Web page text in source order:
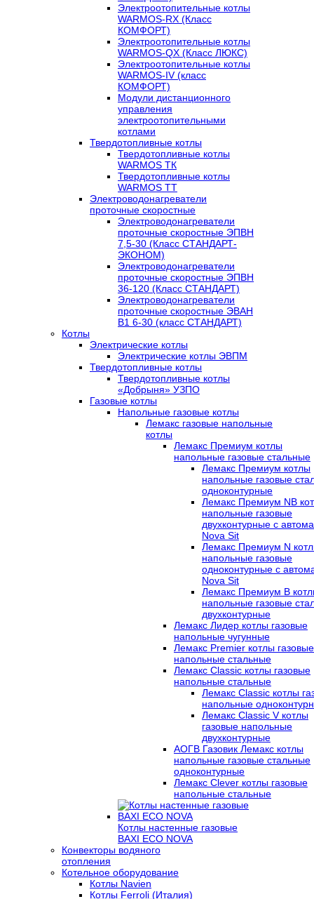
Электроотопительные котлы
WARMOS-RX (Класс
КОМФОРТ)
Электроотопительные котлы
WARMOS-QX (Класс ЛЮКС)
Электроотопительные котлы
WARMOS-IV (класс
КОМФОРТ)
Модули дистанционного
управления
электроотопительными
котлами
Твердотопливные котлы
Твердотопливные котлы
WARMOS TК
Твердотопливные котлы
WARMOS TT
Электроводонагреватели
проточные скоростные
Электроводонагреватели
проточные скоростные ЭПВН
7,5-30 (Класс СТАНДАРТ-
ЭКОНОМ)
Электроводонагреватели
проточные скоростные ЭПВН
36-120 (Класс СТАНДАРТ)
Электроводонагреватели
проточные скоростные ЭВАН
В1 6-30 (класс СТАНДАРТ)
Котлы
Электрические котлы
Электрические котлы ЭВПМ
Твердотопливные котлы
Твердотопливные котлы
«Добрыня» УЗПО
Газовые котлы
Напольные газовые котлы
Лемакс газовые напольные
котлы
Лемакс Премиум котлы
напольные газовые стальные
Лемакс Премиум котлы
напольные газовые
одноконтурные
Лемакс Премиум NB
напольные газовые
двухконтурные c
Nova Sit
Лемакс Премиум N
напольные газовые
одноконтурные c
Nova Sit
Лемакс Премиум B
напольные газовые
двухконтурные
Лемакс Лидер котлы газовые
напольные чугунные
Лемакс Premier котлы газовые
напольные стальные
Лемакс Classic котлы газовые
напольные стальные
Лемакс Classic котлы
напольные
Лемакс Classic V котлы
газовые напольные
двухконтурные
АОГВ Газовик Лемакс котлы
напольные газовые стальные
одноконтурные
Лемакс Clever котлы газовые
напольные стальные
Котлы настенные газовые
BAXI ECO NOVA
Конвекторы водяного
отопления
Котельное оборудование
Котлы Navien
Котлы Ferroli (Италия)